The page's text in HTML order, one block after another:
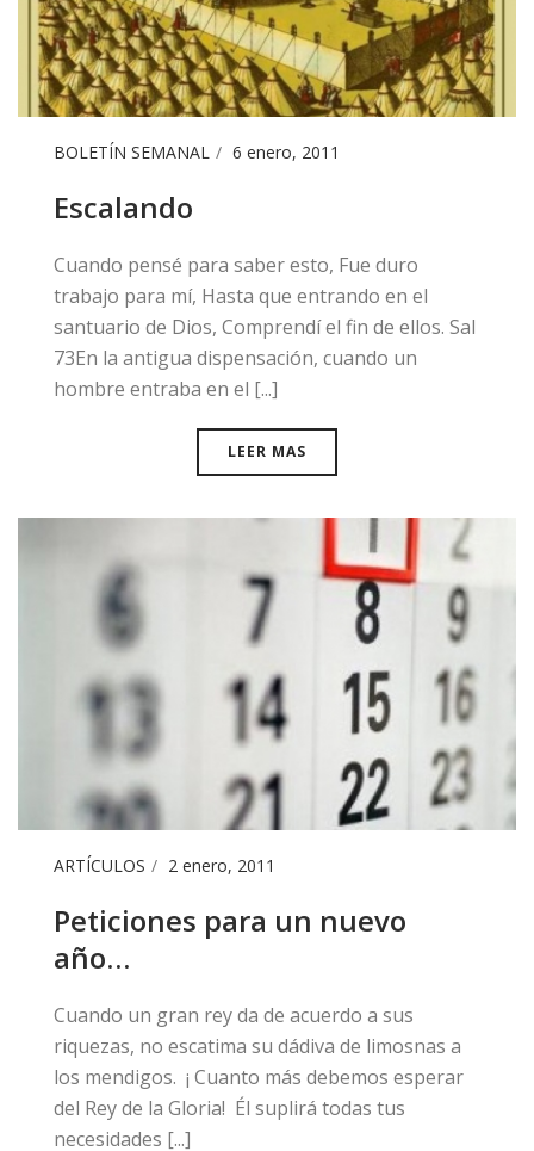
BOLETÍN SEMANAL 6 enero, 2011
Escalando
​Cuando pensé para saber esto, Fue duro
trabajo para mí, Hasta que entrando en el
santuario de Dios, Comprendí el fin de ellos. Sal
73En la antigua dispensación, cuando un
hombre entraba en el [...]
LEER MAS
ARTÍCULOS 2 enero, 2011
Peticiones para un nuevo
año…
​Cuando un gran rey da de acuerdo a sus
riquezas, no escatima su dádiva de limosnas a
los mendigos. ¡ Cuanto más debemos esperar
del Rey de la Gloria! Él suplirá todas tus
necesidades [...]